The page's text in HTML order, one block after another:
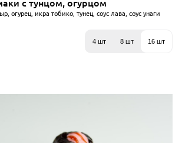
огурец, икра тобико, тунец, соус лава, соус унаги
4 шт 8 шт 16 шт